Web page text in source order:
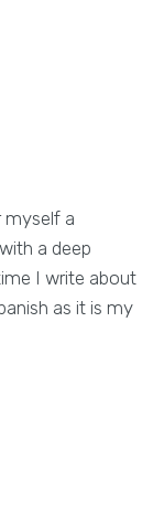
myself a
a deep
I write about
as it is my